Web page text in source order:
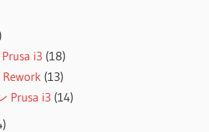
i3 (18)
Rework (13)
Prusa i3 (14)